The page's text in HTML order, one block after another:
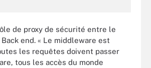
de proxy de sécurité entre le
end. « Le middleware est
les requêtes doivent passer
tous les accès du monde